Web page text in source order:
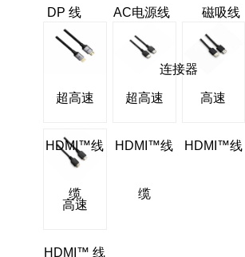
DP 线 AC电源线 磁吸线
连接器
超高速
HDMI™线
缆
超高速
HDMI™线
缆
高速
HDMI™线
高速
HDMI™ 线